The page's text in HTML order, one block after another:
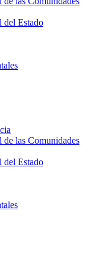
del Estado
las Comunidades
del Estado